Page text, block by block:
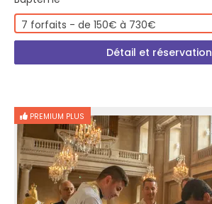
7 forfaits - de 150€ à 730€
Détail et réservation
PREMIUM PLUS